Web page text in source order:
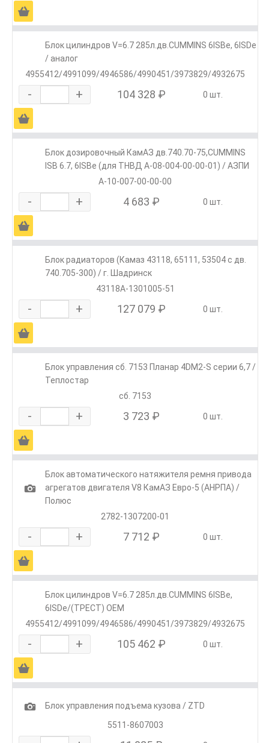
Ä
Блок цилиндров V=6.7 285л.дв.CUMMINS 6ISBe, 6ISDe
/ аналог
4955412/4991099/4946586/4990451/3973829/4932675
- + 104 328 ₽ 0 шт.
Ä
Блок дозировочный КамАЗ дв.740.70-75,CUMMINS
ISB 6.7, 6ISBe (для ТНВД А-08-004-00-00-01) / АЗПИ
А-10-007-00-00-00
- + 4 683 ₽ 0 шт.
Ä
Блок радиаторов (Камаз 43118, 65111, 53504 с дв.
740.705-300) / г. Шадринск
43118А-1301005-51
- + 127 079 ₽ 0 шт.
Ä
Блок управления сб. 7153 Планар 4DM2-S серии 6,7 /
Теплостар
сб. 7153
- + 3 723 ₽ 0 шт.
Ä
1
Блок автоматического натяжителя ремня привода
агрегатов двигателя V8 КамАЗ Евро-5 (АНРПА) /
Полюс
2782-1307200-01
- + 7 712 ₽ 0 шт.
Ä
Блок цилиндров V=6.7 285л.дв.CUMMINS 6ISBe,
6ISDe/(ТРЕСТ) OEM
4955412/4991099/4946586/4990451/3973829/4932675
- + 105 462 ₽ 0 шт.
Ä
1
Блок управления подъема кузова / ZTD
5511-8607003